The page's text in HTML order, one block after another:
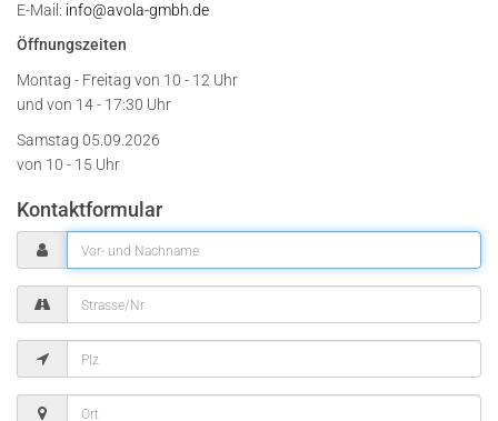
E-Mail: info@avola-gmbh.de
Öffnungszeiten
Montag - Freitag von 10 - 12 Uhr
und von 14 - 17:30 Uhr
Samstag 05.09.2026
von 10 - 15 Uhr
Kontaktformular